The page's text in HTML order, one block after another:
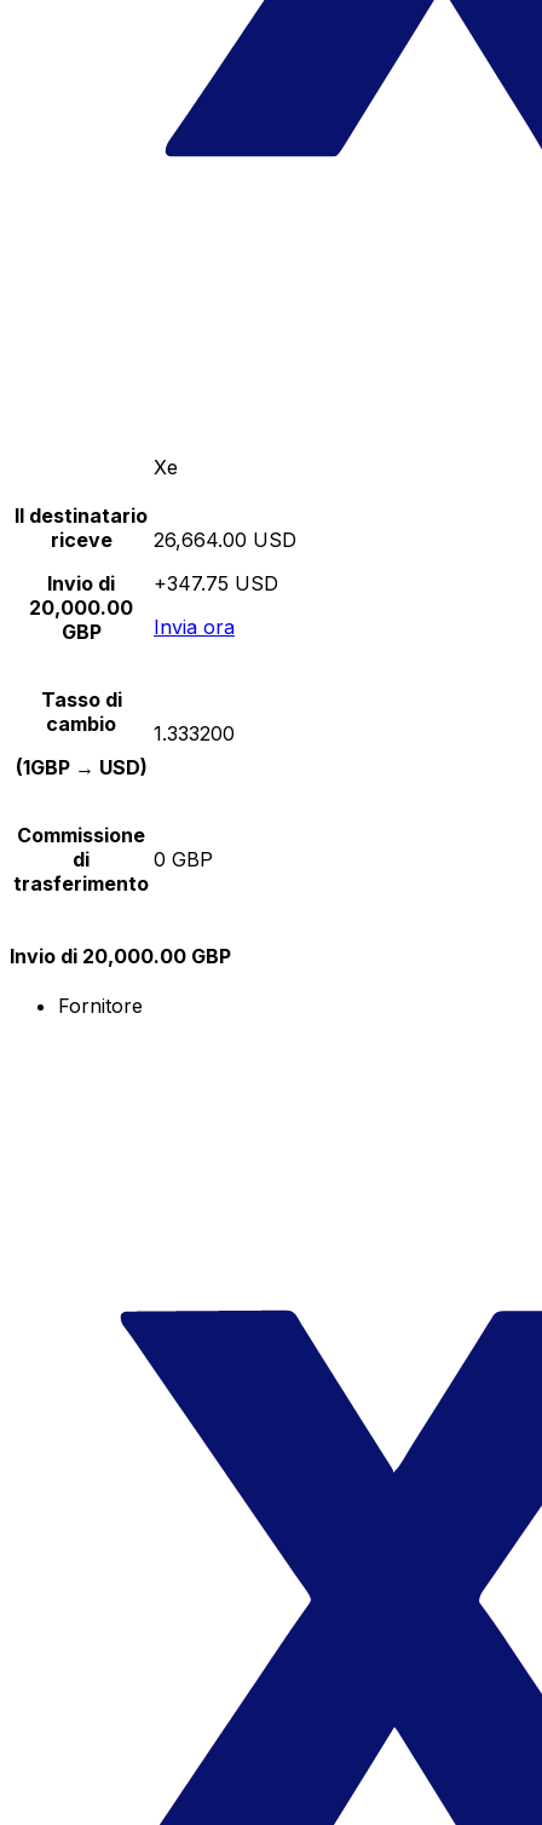
Xe
Il destinatario
riceve
Invio di
20,000.00
GBP
26,664.00 USD
+347.75 USD
Invia ora
Tasso di
cambio
(1GBP → USD)
1.333200
Commissione
di
trasferimento
0 GBP
Invio di 20,000.00 GBP
Fornitore